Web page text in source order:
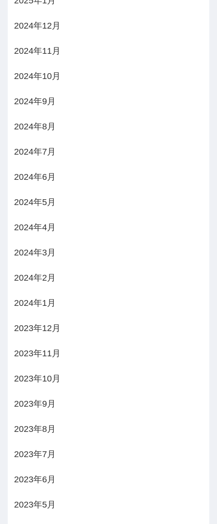
2024年12月
2024年11月
2024年10月
2024年9月
2024年8月
2024年7月
2024年6月
2024年5月
2024年4月
2024年3月
2024年2月
2024年1月
2023年12月
2023年11月
2023年10月
2023年9月
2023年8月
2023年7月
2023年6月
2023年5月